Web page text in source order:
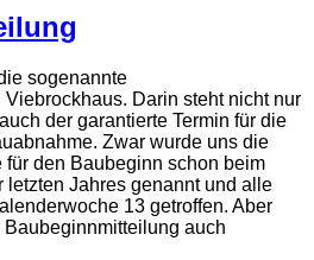
sogenannte
Darin steht nicht nur
der garantierte Termin für die
Zwar wurde uns die
den Baubeginn schon beim
letzten Jahres genannt und alle
13 getroffen. Aber
auch